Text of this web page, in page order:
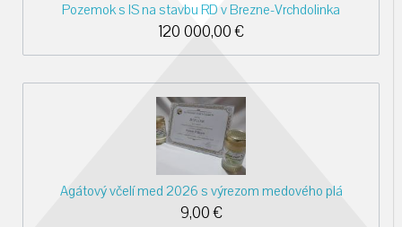
Pozemok s IS na stavbu RD v Brezne-Vrchdolinka
120 000,00 €
Agátový včelí med 2026 s výrezom medového plá
9,00€